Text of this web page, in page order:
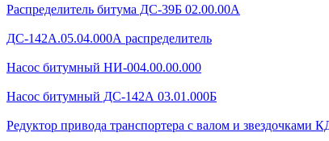
Распределитель битума ДС-39Б 02.00.00А
ДС-142А.05.04.000А распределитель
Насос битумный НИ-004.00.00.000
Насос битумный ДС-142А 03.01.000Б
Редуктор привода транспортера с валом и